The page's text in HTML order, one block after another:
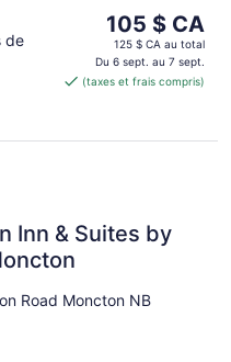
de
Le
prix
est
de 105 $ CA
105 $ CA
125 $ CA au total
Du 6 sept. au 7 sept.
(taxes et frais compris)
Inn & Suites by
Road Moncton NB